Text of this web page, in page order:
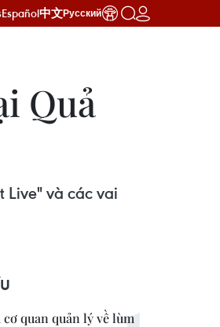
Español中文Русский
Quả
Live" và các vai
quan quản lý về lùm